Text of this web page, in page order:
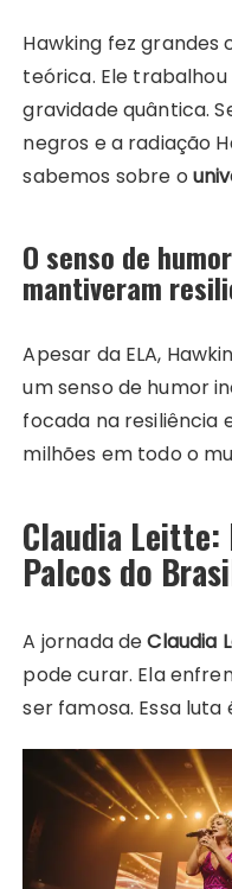
Hawking fez
teórica. Ele
gravidade quântica.
negros e a radiação
sabemos sobre o
O senso de
mantiveram
Apesar da ELA,
um senso de humor
focada na resiliência
milhões em todo o
Claudia Leitte:
Palcos do
A jornada deClaudia
pode curar. Ela
ser famosa. Essa